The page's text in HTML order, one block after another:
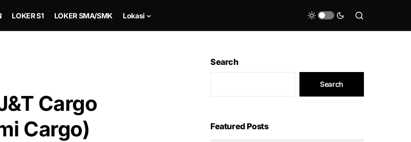
LOKER S1 LOKER SMA/SMK Lokasi
Cargo
Cargo)
Search
Search
Featured Posts